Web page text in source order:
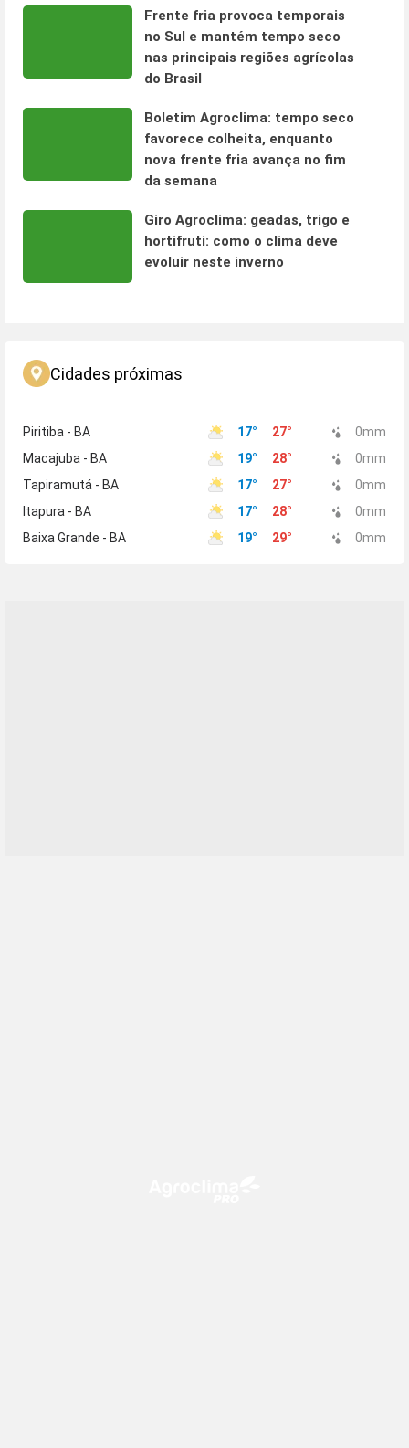
Frente fria provoca temporais
no Sul e mantém tempo seco
nas principais regiões agrícolas
do Brasil
Boletim Agroclima: tempo seco
favorece colheita, enquanto
nova frente fria avança no fim
da semana
Giro Agroclima: geadas, trigo e
hortifruti: como o clima deve
evoluir neste inverno
Cidades próximas
Piritiba - BA 17° 27° 0mm
Macajuba - BA
19° 28° 0mm
Tapiramutá - BA
17° 27° 0mm
Itapura - BA
17° 28° 0mm
Baixa Grande - BA
19° 29° 0mm